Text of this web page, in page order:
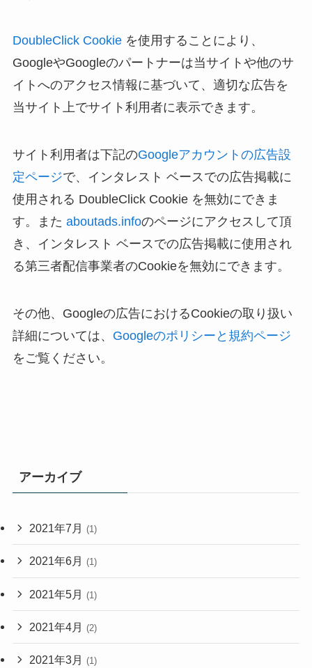
DoubleClick Cookieを使用することにより、
GoogleやGoogleのパートナーは当サイトや他のサ
イトへのアクセス情報に基づいて、適切な広告を
当サイト上でサイト利用者に表示できます。
サイト利用者は下記のGoogleアカウントの広告設
定ページで、インタレスト ベースでの広告掲載に
使用される DoubleClick Cookie を無効にできま
す。また aboutads.infoのページにアクセスして頂
き、インタレスト ベースでの広告掲載に使用され
る第三者配信事業者のCookieを無効にできます。
その他、Googleの広告におけるCookieの取り扱い
詳細については、 Googleのポリシーと規約ページ
をご覧ください。
アーカイブ
2021年7月 (1)
2021年6月 (1)
2021年5月 (1)
2021年4月 (2)
2021年3月 (1)